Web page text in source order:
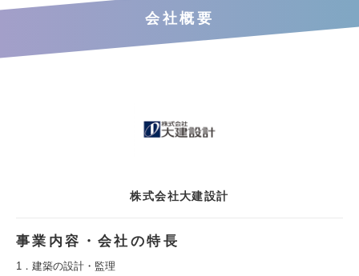
会社概要
株式会社大建設計
事業内容・会社の特長
1．建築の設計・監理